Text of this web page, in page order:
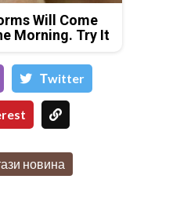
Will Come
Morning. Try It
Тwitter
новина